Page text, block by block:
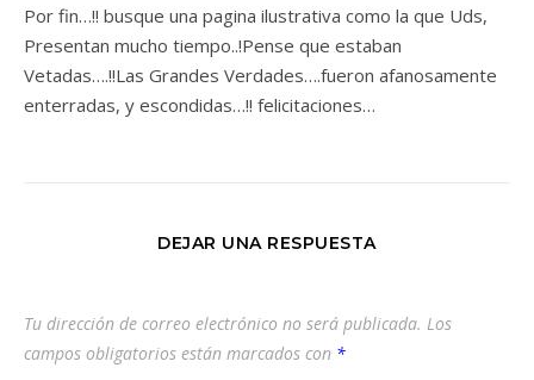
Por fin…!! busque una pagina ilustrativa como la que Uds,
Presentan mucho tiempo..!Pense que estaban
Vetadas….!!Las Grandes Verdades….fueron afanosamente
enterradas, y escondidas…!! felicitaciones…
DEJAR UNA RESPUESTA
Tu dirección de correo electrónico no será publicada. Los
campos obligatorios están marcados con *